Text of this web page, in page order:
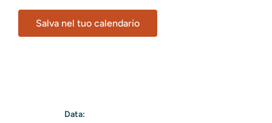
Salva nel tuo calendario
Data: